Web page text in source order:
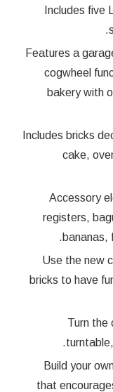
Includes five
Features a
cogwheel
bakery with
Includes bricks
cake,
Accessory
registers,
bananas,
Use the new
bricks to have
Turn the
Build your
that